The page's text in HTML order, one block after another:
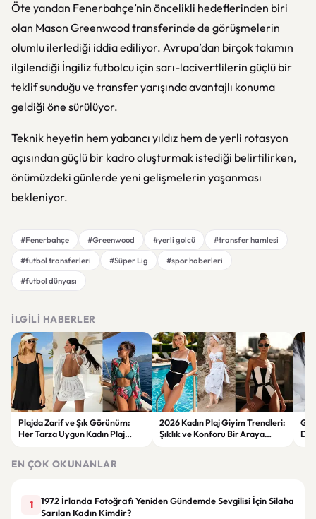
Öte yandan Fenerbahçe’nin öncelikli hedeflerinden biri
olan Mason Greenwood transferinde de görüşmelerin
olumlu ilerlediği iddia ediliyor. Avrupa’dan birçok takımın
ilgilendiği İngiliz futbolcu için sarı-lacivertlilerin güçlü bir
teklif sunduğu ve transfer yarışında avantajlı konuma
geldiği öne sürülüyor.
Teknik heyetin hem yabancı yıldız hem de yerli rotasyon
açısından güçlü bir kadro oluşturmak istediği belirtilirken,
önümüzdeki günlerde yeni gelişmelerin yaşanması
bekleniyor.
#Fenerbahçe #Greenwood #yerli golcü
#transfer hamlesi
#futbol transferleri
#Süper Lig
#spor haberleri
#futbol dünyası
İLGILI HABERLER
Plajda Zarif ve Şık Görünüm:
Her Tarza Uygun Kadın Plaj
2026 Kadın Plaj Giyim Trendleri:
Şıklık ve Konforu Bir Araya
EN ÇOK OKUNANLAR
1
1972 İrlanda Fotoğrafı Yeniden Gündemde Sevgilisi İçin Silaha
Sarılan Kadın Kimdir?